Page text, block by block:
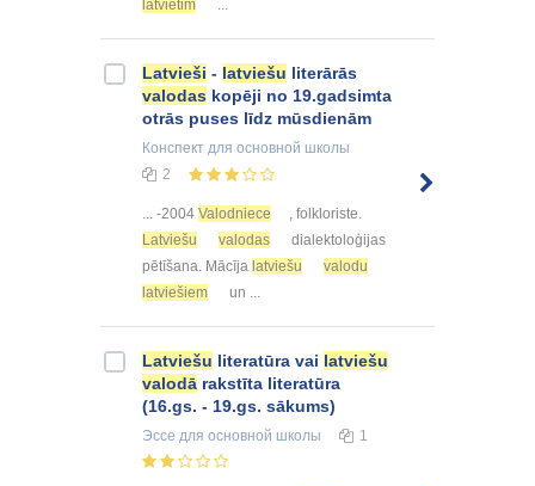
latvietim
Latvieši - latviešu literārās
valodas kopēji no 19.gadsimta
otrās puses līdz mūsdienām
Конспект для основной школы
2
... -2004 Valodniece
, folkloriste.
Latviešu
valodas
dialektoloģijas
pētīšana. Mācīja latviešu
valodu
latviešiem
un ...
Latviešu literatūra vai latviešu
valodā rakstīta literatūra
(16.gs. - 19.gs. sākums)
Эссе для основной школы 1